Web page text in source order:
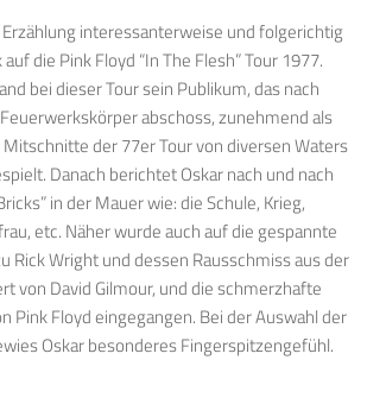
interessanterweise und folgerichtig
die Pink Floyd “In The Flesh” Tour 1977.
bei dieser Tour sein Publikum, das nach
abschoss, zunehmend als
der 77er Tour von diversen Waters
Danach berichtet Oskar nach und nach
in der Mauer wie: die Schule, Krieg,
etc. Näher wurde auch auf die gespannte
Rick Wright und dessen Rausschmiss aus der
von David Gilmour, und die schmerzhafte
Pink Floyd eingegangen. Bei der Auswahl der
Oskar besonderes Fingerspitzengefühl.